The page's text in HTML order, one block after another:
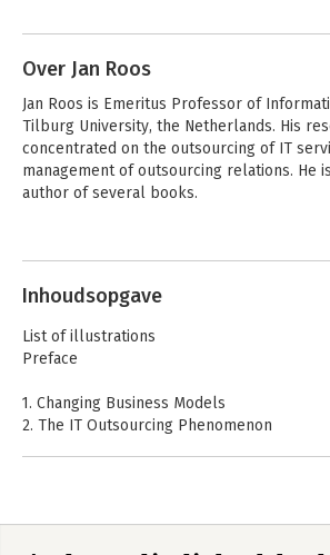
Digital
Transformation
Companion to
Managing Digital
Managing
Technology
Outsourcing
Over Jan Roos
Jan Roos is Emeritus Professor of
Tilburg University, the Netherlands. His
concentrated on the outsourcing of IT
management of outsourcing relations. He
author of several books.
Inhoudsopgave
List of illustrations
Preface
1. Changing Business Models
2. The IT Outsourcing Phenomenon